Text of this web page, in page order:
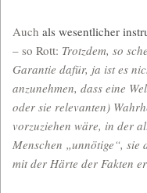
Auch als wesentlicher
– so Rott: Trotzdem, so
Garantie dafür, ja ist es
anzunehmen, dass eine
oder sie relevanten)
vorzuziehen wäre, in der
Menschen „unnötige“,
mit der Härte der Fakten